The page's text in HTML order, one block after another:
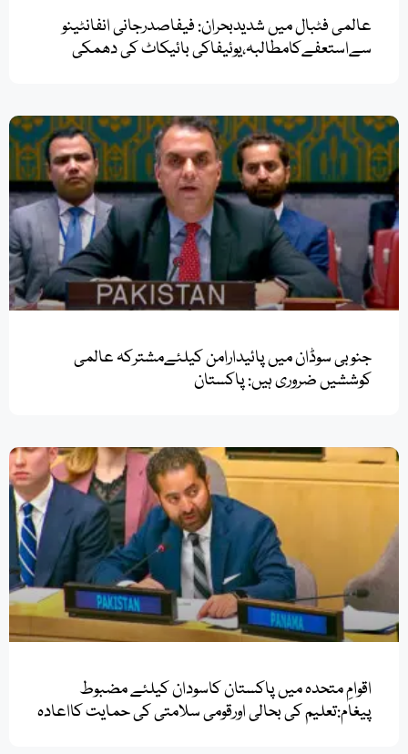
عالمی فٹبال میں شدیدبحران: فیفاصدرجانی انفانٹینو
سےاستعفےکامطالبہ،یوئیفاکی بائیکاٹ کی دھمکی
جنوبی سوڈان میں پائیدارامن کیلئےمشترکہ عالمی
کوششیں ضروری ہیں: پاکستان
اقوامِ متحدہ میں پاکستان کاسودان کیلئے مضبوط
پیغام:تعلیم کی بحالی اورقومی سلامتی کی حمایت کااعادہ